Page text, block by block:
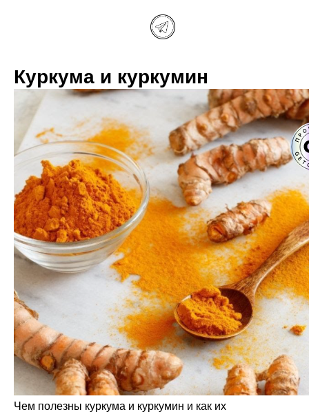
Куркума и куркумин
Чем полезны куркума и куркумин и как их